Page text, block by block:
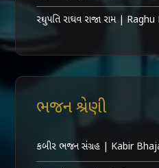
રઘુપતિ રાઘવ રાજા રામ |
ભજન શ્રેણી
કબીર ભજન સંગ્રહ | Kabir